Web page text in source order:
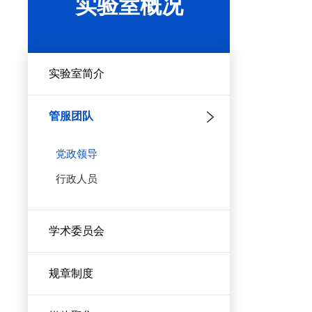
实验室概况
实验室简介
管服团队
党政领导
行政人员
学术委员会
规章制度